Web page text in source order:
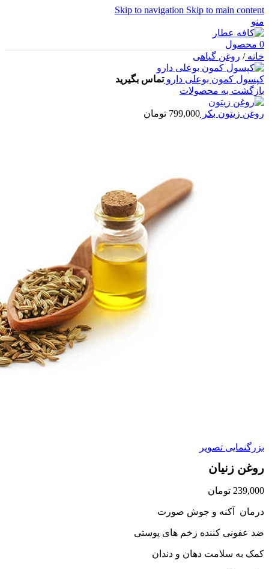
Skip to navigation Skip to main content
منو
0 محصول
خانه/ روغن گیاهی
کپسول کمون بوعلی داروتماس بگیرید
بازگشت به محصولات
روغن زیتون بکر 799,000 تومان
بزرگنمایی تصویر
روغن زنیان
239,000 تومان
درمان آکنه و جوش صورت
ضد عفونی کننده زخم های پوستی
کمک به سلامت دهان و دندان